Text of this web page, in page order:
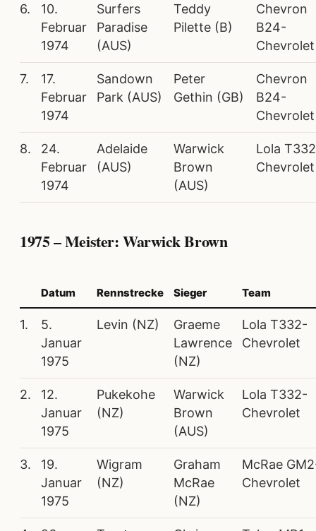
6.
10.
Februar
1974
Surfers
Paradise
(AUS)
Teddy
Pilette (B)
Chevron
B24-
Chevrolet
7.
17.
Februar
1974
Sandown
Park (AUS)
Peter
Gethin (GB)
Chevron
B24-
Chevrolet
8.
24.
Februar
1974
Adelaide
(AUS)
Warwick
Brown
(AUS)
Lola
Chevrolet
1975 – Meister: Warwick Brown
Datum Rennstrecke Sieger Team
1.
5.
Januar
1975
Levin (NZ)
Graeme
Lawrence
(NZ)
Lola T332-
Chevrolet
2.
12.
Januar
1975
Pukekohe
(NZ)
Warwick
Brown
(AUS)
Lola T332-
Chevrolet
3.
19.
Januar
1975
Wigram
(NZ)
Graham
McRae
(NZ)
McRae
Chevrolet